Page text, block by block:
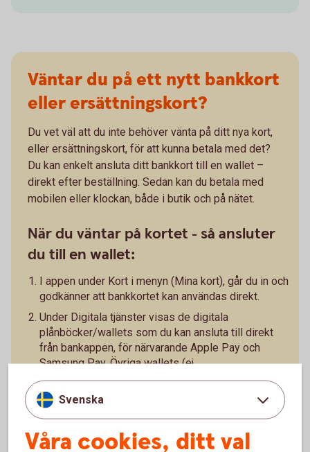
Väntar du på ett nytt bankkort
eller ersättningskort?
Du vet väl att du inte behöver vänta på ditt nya kort,
eller ersättningskort, för att kunna betala med det?
Du kan enkelt ansluta ditt bankkort till en wallet –
direkt efter beställning. Sedan kan du betala med
mobilen eller klockan, både i butik och på nätet.
När du väntar på kortet - så ansluter
du till en wallet:
I appen under Kort i menyn (Mina kort), går du in och
godkänner att bankkortet kan användas direkt.
Under Digitala tjänster visas de digitala
plånböcker/wallets som du kan ansluta till direkt
från bankappen, för närvarande Apple Pay och
Samsung Pay. Övriga wallets (ej
Swedbank/sparbanken plånbok) som vi stödjer går
att ansluta till direkt, manuellt.
På kortsidan - under Kortinformation - godkänner du
att kortnumret, CVC och giltighetstid tillfälligt blir
synligt i appen. Kortinformationen kan sedan
Svenska
Våra cookies, ditt val